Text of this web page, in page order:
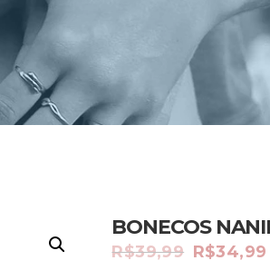
BONECOS
R$39,99 R$34,99